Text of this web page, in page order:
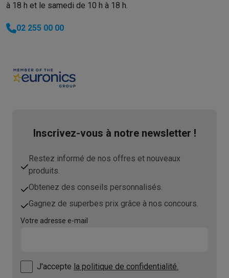
à 18 h et le samedi de 10 h à 18 h.
02 255 00 00
Inscrivez-vous à notre newsletter !
Restez informé de nos offres et nouveaux
produits.
Obtenez des conseils personnalisés.
Gagnez de superbes prix grâce à nos concours.
Votre adresse e-mail
J'accepte la politique de confidentialité.